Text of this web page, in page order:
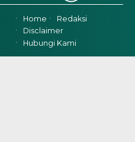
Home
Redaksi
Disclaimer
Hubungi Kami